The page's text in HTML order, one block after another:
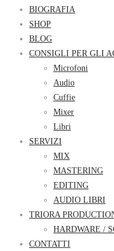
BIOGRAFIA
SHOP
BLOG
CONSIGLI PER GLI
Microfoni
Audio
Cuffie
Mixer
Libri
SERVIZI
MIX
MASTERING
EDITING
AUDIO LIBRI
TRIORA
HARDWARE /
CONTATTI